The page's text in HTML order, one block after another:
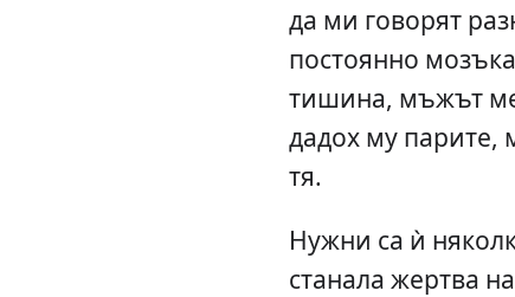
да ми говорят
постоянно
тишина, мъжът
дадох му парите,
тя.
Нужни са ѝ
станала жертва